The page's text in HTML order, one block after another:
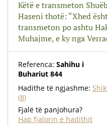
Këtë e transmeton
Haseni thotë: “Xhed
transmeton po ashtu
Muhajme, e ky nga
Referenca: Sahihu i
Buhariut 844
Hadithe të ngjashme:
(8)
Fjalë të panjohura?
Hap fjalorin e hadithit